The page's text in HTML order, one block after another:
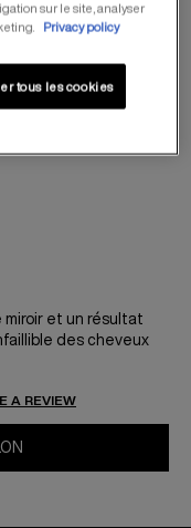
miroir et un résultat
des cheveux
A REVIEW
sur le site, analyser
Privacy policy
tous les cookies